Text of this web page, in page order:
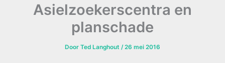
Asielzoekerscentra en
planschade
Door Ted Langhout /26 mei 2016